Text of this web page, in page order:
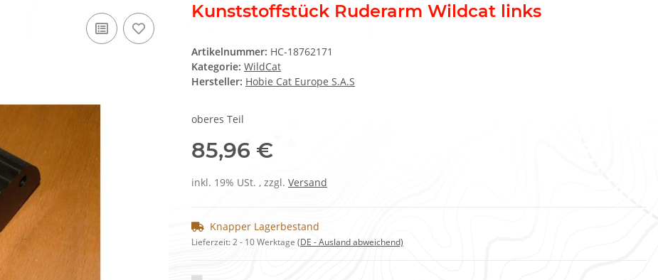
Kunststoffstück Ruderarm Wildcat links
Artikelnummer: HC-18762171
Kategorie: WildCat
Hersteller: Hobie Cat Europe S.A.S
oberes Teil
85,96 €
inkl. 19% USt. , zzgl. Versand
Knapper Lagerbestand
Lieferzeit:2 - 10 Werktage (DE - Ausland abweichend)